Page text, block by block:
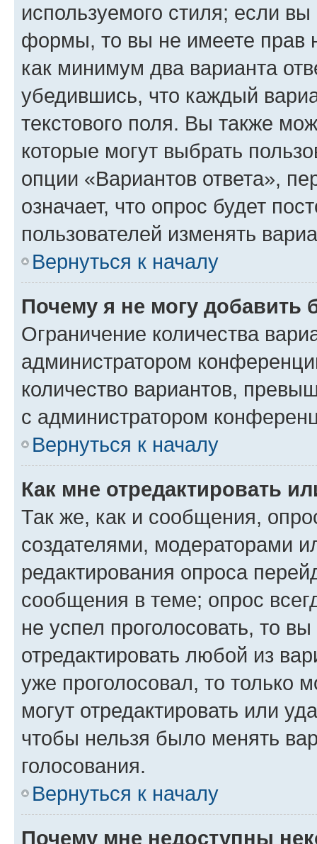
используемого стиля; если
формы, то вы не имеете прав
как минимум два варианта
убедившись, что каждый
текстового поля. Вы также
которые могут выбрать
опции «Вариантов ответа»,
означает, что опрос будет
пользователей изменять
Вернуться к началу
Почему я не могу добавить
Ограничение количества
администратором
количество вариантов,
с администратором
Вернуться к началу
Как мне отредактировать
Так же, как и сообщения,
создателями, модераторами
редактирования опроса
сообщения в теме; опрос
не успел проголосовать, то
отредактировать любой из
уже проголосовал, то только
могут отредактировать или
чтобы нельзя было менять
голосования.
Вернуться к началу
Почему мне недоступны